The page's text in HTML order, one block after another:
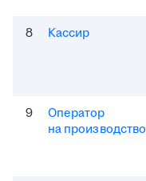
8 Кассир
9
Оператор
на производство